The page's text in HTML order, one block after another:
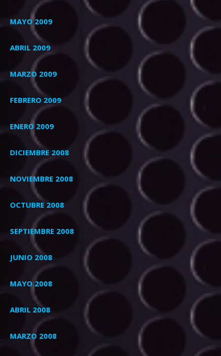
MAYO 2009
ABRIL 2009
MARZO 2009
FEBRERO 2009
ENERO 2009
DICIEMBRE 2008
NOVIEMBRE 2008
OCTUBRE 2008
SEPTIEMBRE 2008
JUNIO 2008
MAYO 2008
ABRIL 2008
MARZO 2008